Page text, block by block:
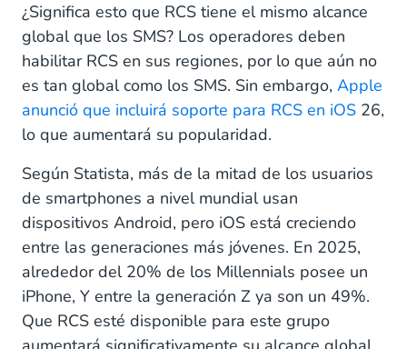
¿Significa esto que RCS tiene el mismo alcance
global que los SMS? Los operadores deben
habilitar RCS en sus regiones, por lo que aún no
es tan global como los SMS. Sin embargo, Apple
anunció que incluirá soporte para RCS en iOS 26,
lo que aumentará su popularidad.
Según Statista, más de la mitad de los usuarios
de smartphones a nivel mundial usan
dispositivos Android, pero iOS está creciendo
entre las generaciones más jóvenes. En 2025,
alrededor del 20% de los Millennials posee un
iPhone, Y entre la generación Z ya son un 49%.
Que RCS esté disponible para este grupo